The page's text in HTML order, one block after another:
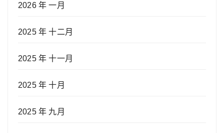
2026 年 一月
2025 年 十二月
2025 年 十一月
2025 年 十月
2025 年 九月